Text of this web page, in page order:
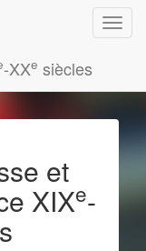
-XXe siècles
et
XIXe-